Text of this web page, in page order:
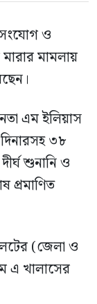
ও
মামলায়
এম ইলিয়াস
৩৮
শুনানি ও
প্রমাণিত
(জেলা ও
এ খালাসের